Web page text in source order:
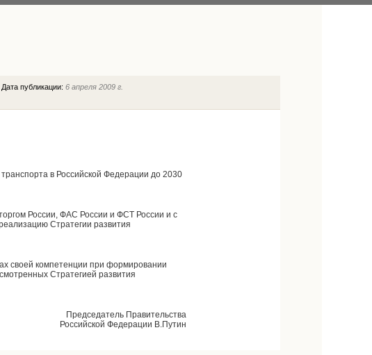
Дата публикации:6 апреля 2009 г.
в Российской Федерации до 2030
России, ФАС России и ФСТ России и с
Стратегии развития
своей компетенции при формировании
Стратегией развития
Председатель Правительства
Российской Федерации В.Путин